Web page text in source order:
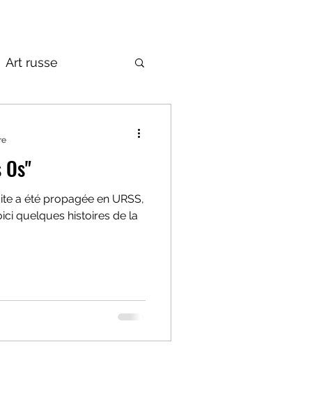
Art russe
a été propagée en URSS,
quelques histoires de la